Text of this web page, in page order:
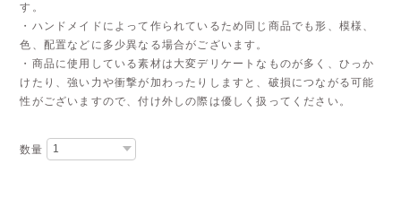
す。
・ハンドメイドによって作られているため同じ商品でも形、模様、
色、配置などに多少異なる場合がございます。
・商品に使用している素材は大変デリケートなものが多く、ひっか
けたり、強い力や衝撃が加わったりしますと、破損につながる可能
性がございますので、付け外しの際は優しく扱ってください。
数量